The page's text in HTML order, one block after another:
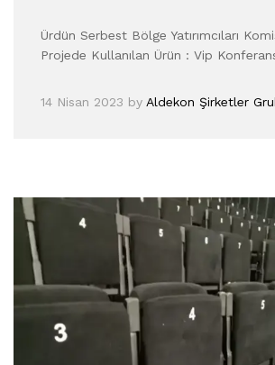
Ürdün Serbest Bölge Yatırımcıları
Projede Kullanılan Ürün : Vip
14 Nisan 2023 by Aldekon Şirketler